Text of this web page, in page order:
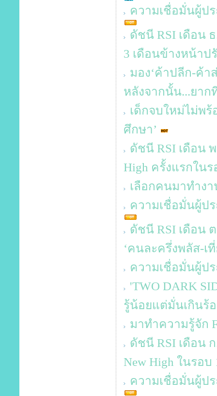
ความเชื่อมั่นผู้ป
ดัชนี RSI เดือน
3 เดือนข้างหน้าป
มอง‘ค้าปลีก-ค้า
หลังจากนั้น...ยาก
เด็กจบใหม่ไม่พร้
ศึกษา’
ดัชนี RSI เดือน
High ครั้งแรกในร
เลือกคนมาทำง
ความเชื่อมั่นผู้ป
ดัชนี RSI เดือน
‘คนละครึ่งพลัส-เ
ความเชื่อมั่นผู้ป
'TWO DARK
รู้น้อยแต่มั่นเกินร้
มาทำความรู้จัก
ดัชนี RSI เดือน
New High ในรอบ
ความเชื่อมั่นผู้ป